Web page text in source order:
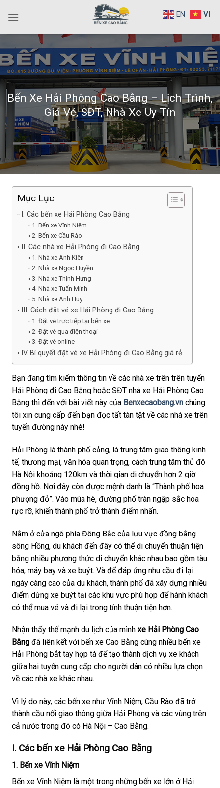
qua
Bến Xe Hải Phòng Cao Bằng – Lịch Trình,
Giá Vé, SĐT, Nhà Xe Uy Tín
Mục Lục
I. Các bến xe Hải Phòng Cao Bằng
1. Bến xe Vĩnh Niệm
2. Bến xe Cầu Rào
II. Các nhà xe Hải Phòng đi Cao Bằng
1. Nhà xe Anh Kiên
2. Nhà xe Ngọc Huyền
3. Nhà xe Thịnh Hưng
4. Nhà xe Tuấn Minh
5. Nhà xe Anh Huy
III. Cách đặt vé xe Hải Phòng đi Cao Bằng
1. Đặt vé trực tiếp tại bến xe
2. Đặt vé qua điện thoại
3. Đặt vé online
IV. Bí quyết đặt vé xe Hải Phòng đi Cao Bằng giá rẻ
Bạn đang tìm kiếm thông tin về các nhà xe trên trên tuyến
Hải Phòng đi Cao Bằng hoặc SĐT nhà xe Hải Phòng Cao
Bằng thì đến với bài viết này của Benxecaobang.vn chúng
tôi xin cung cấp đến bạn đọc tất tàn tật về các nhà xe trên
tuyến đường này nhé!
Hải Phòng là thành phố cảng, là trung tâm giao thông kinh
tế, thương mại, văn hóa quan trọng, cách trung tâm thủ đô
Hà Nội khoảng 120km và thời gian di chuyển hơn 2 giờ
đồng hồ. Nơi đây còn được mệnh danh là “Thành phố hoa
phượng đỏ”. Vào mùa hè, đường phố tràn ngập sắc hoa
rực rỡ, khiến thành phố trở thành điểm nhấn.
Nằm ở cửa ngõ phía Đông Bắc của lưu vực đồng bằng
sông Hồng, du khách đến đây có thể di chuyển thuận tiện
bằng nhiều phương thức di chuyển khác nhau bao gồm tàu
​​hỏa, máy bay và xe buýt. Và để đáp ứng nhu cầu đi lại
ngày càng cao của du khách, thành phố đã xây dựng nhiều
điểm dừng xe buýt tại các khu vực phù hợp để hành khách
có thể mua vé và đi lại trong tỉnh thuận tiện hơn.
Nhận thấy thế mạnh du lịch của mình xe Hải Phòng Cao
Bằng đã liên kết với bến xe Cao Bằng cùng nhiều bến xe
Hải Phòng bắt tay hợp tá để tạo thành dịch vụ xe khách
giữa hai tuyến cung cấp cho người dân có nhiều lựa chọn
về các nhà xe khác nhau.
Vì lý do này, các bến xe như Vĩnh Niệm, Cầu Rào đã trở
thành cầu nối giao thông giữa Hải Phòng và các vùng trên
cả nước trong đó có Hà Nội – Cao Bằng.
I. Các bến xe Hải Phòng Cao Bằng
1. Bến xe Vĩnh Niệm
Bến xe Vĩnh Niệm là một trong những bến xe lớn ở Hải
EN VI